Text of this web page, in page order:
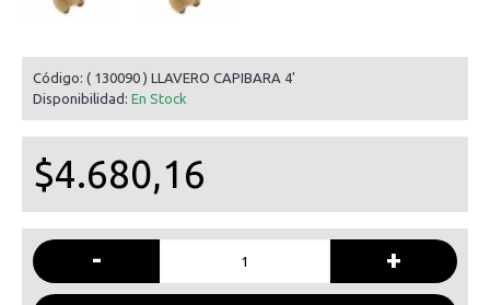
Código: ( 130090 ) LLAVERO CAPIBARA 4'
Disponibilidad: En Stock
$4.680,16
- +